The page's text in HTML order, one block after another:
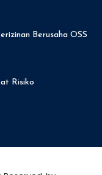
Berusaha OSS
Risiko